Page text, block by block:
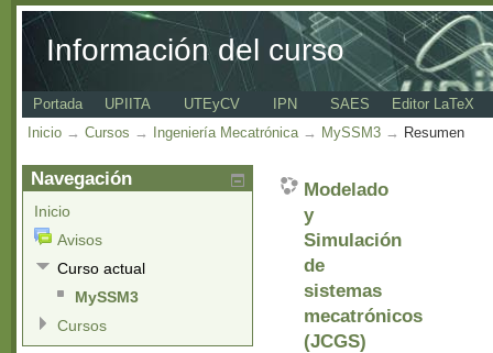
Información del curso
Portada UPIITA UTEyCV IPN SAES
Editor LaTeX
Inicio → Cursos → Ingeniería Mecatrónica → MySSM3 → Resumen
Modelado
y
Simulación
de
sistemas
mecatrónicos
(JCGS)
Navegación
Inicio
Avisos
Curso actual
MySSM3
Cursos